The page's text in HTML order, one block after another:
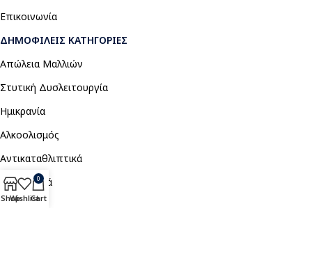
Επικοινωνία
ΔΗΜΟΦΙΛΕΊΣ ΚΑΤΗΓΟΡΊΕΣ
Απώλεια Μαλλιών
Στυτική Δυσλειτουργία
Ημικρανία
Αλκοολισμός
Αντικαταθλιπτικά
Αναλγητικά
ShopWishlist
0
Cart